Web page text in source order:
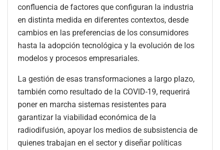
confluencia de factores que configuran la industria
en distinta medida en diferentes contextos, desde
cambios en las preferencias de los consumidores
hasta la adopción tecnológica y la evolución de los
modelos y procesos empresariales.
La gestión de esas transformaciones a largo plazo,
también como resultado de la COVID-19, requerirá
poner en marcha sistemas resistentes para
garantizar la viabilidad económica de la
radiodifusión, apoyar los medios de subsistencia de
quienes trabajan en el sector y diseñar políticas